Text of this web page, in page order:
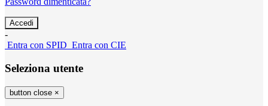
-
Entra con SPID Entra con CIE
Seleziona utente
button close ×